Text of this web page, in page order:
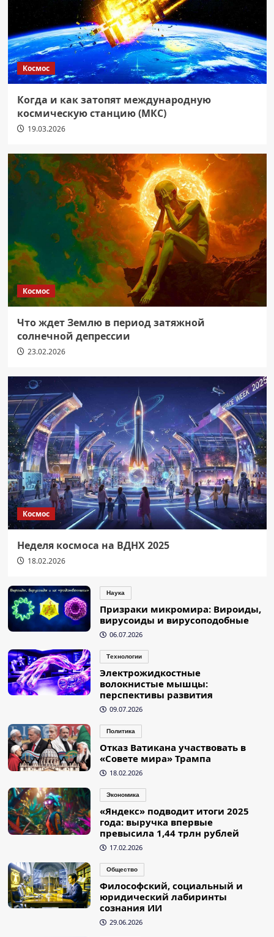
Космос
Когда и как затопят международную
космическую станцию (МКС)
19.03.2026
Космос
Что ждет Землю в период затяжной
солнечной депрессии
23.02.2026
Космос
Неделя космоса на ВДНХ 2025
18.02.2026
Наука
Призраки микромира: Вироиды,
вирусоиды и вирусоподобные
06.07.2026
Технологии
Электрожидкостные
волокнистые мышцы:
перспективы развития
09.07.2026
Политика
Отказ Ватикана участвовать в
«Совете мира» Трампа
18.02.2026
Экономика
«Яндекс» подводит итоги 2025
года: выручка впервые
превысила 1,44 трлн рублей
17.02.2026
Общество
Философский, социальный и
юридический лабиринты
сознания ИИ
29.06.2026